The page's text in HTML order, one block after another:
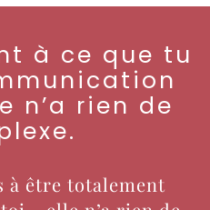
à ce que tu
n’a rien de
à être totalement